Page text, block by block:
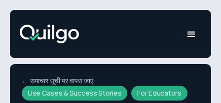
← समाचार सूची पर वापस जाएं
Use Cases & Success Stories
For Educators